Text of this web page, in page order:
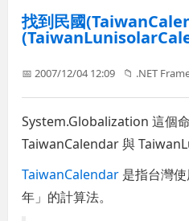
找到民國
📅 2007/12/04 12:09 📁 .NET
System.Globalization 這個
TaiwanCalendar 與
TaiwanCalendar 是指台灣
年」的計算法。